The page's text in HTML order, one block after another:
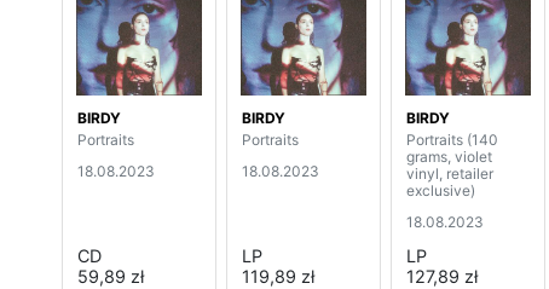
BIRDY
Portraits
18.08.2023
CD
59,89 zł
BIRDY
Portraits
18.08.2023
LP
119,89 zł
BIRDY
Portraits (140
grams, violet
vinyl, retailer
exclusive)
18.08.2023
LP
127,89 zł